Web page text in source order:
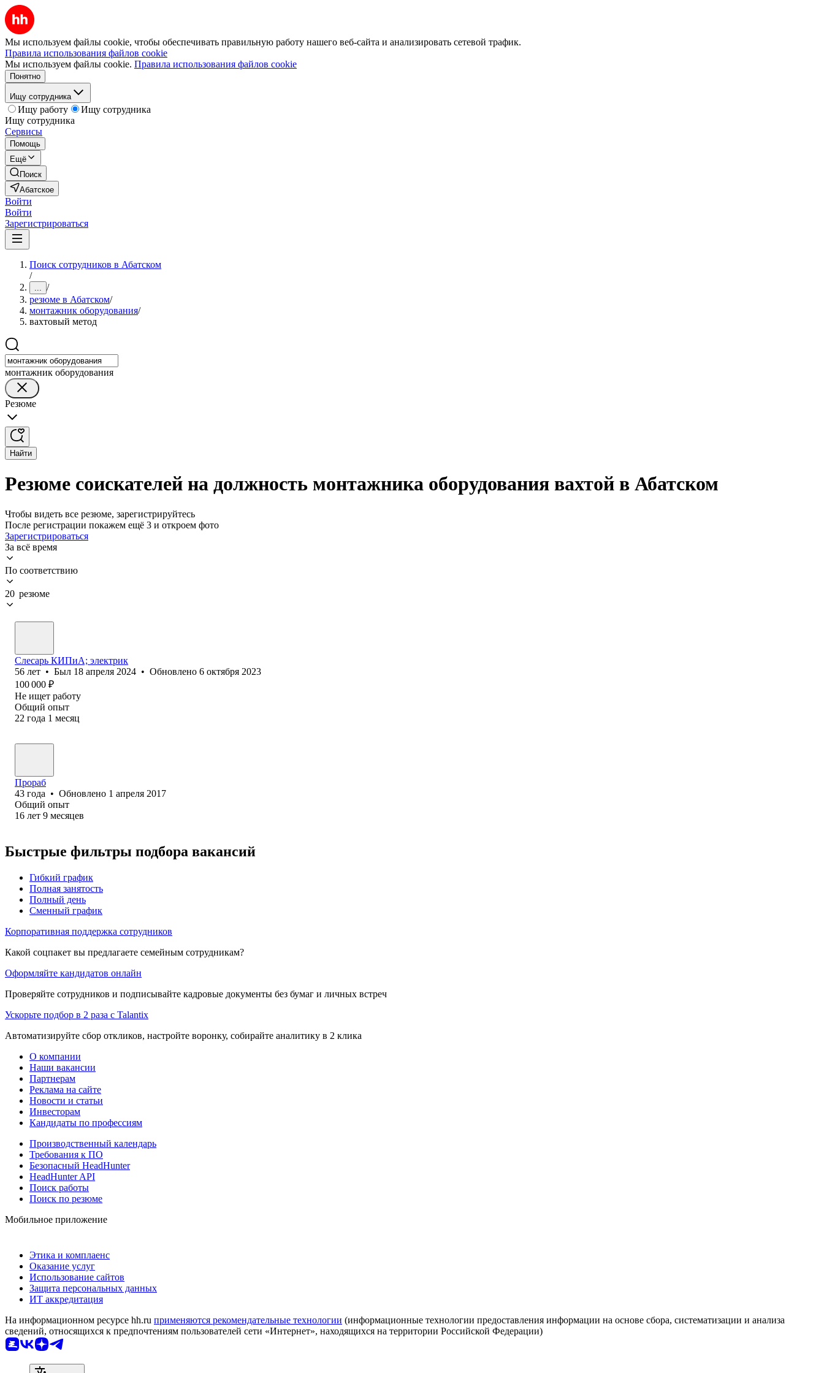
Мы используем файлы cookie, чтобы обеспечивать правильную работу нашего веб-сайта и анализировать сетевой трафик.
Правила использования файлов cookie
Мы используем файлы cookie. Правила использования файлов cookie
Понятно
Ищу сотрудника
Ищу работу
Ищу сотрудника
Ищу сотрудника
Сервисы
Помощь
Ещё
Поиск
Абатское
Войти
Войти
Зарегистрироваться
Поиск сотрудников в Абатском
/
... /
резюме в Абатском/
монтажник оборудования/
вахтовый метод
монтажник оборудования
Резюме
Найти
Резюме соискателей на должность монтажника оборудования вахтой в Абатском
Чтобы видеть все резюме, зарегистрируйтесь
После регистрации покажем ещё 3 и откроем фото
Зарегистрироваться
За всё время
По соответствию
20 резюме
Слесарь КИПиА; электрик
56 лет • Был 18 апреля 2024 • Обновлено 6 октября 2023
100 000 ₽
Не ищет работу
Общий опыт
22 года 1 месяц
Прораб
43 года • Обновлено 1 апреля 2017
Общий опыт
16 лет 9 месяцев
Быстрые фильтры подбора вакансий
Гибкий график
Полная занятость
Полный день
Сменный график
Корпоративная поддержка сотрудников
Какой соцпакет вы предлагаете семейным сотрудникам?
Оформляйте кандидатов онлайн
Проверяйте сотрудников и подписывайте кадровые документы без бумаг и личных встреч
Ускорьте подбор в 2 раза с Talantix
Автоматизируйте сбор откликов, настройте воронку, собирайте аналитику в 2 клика
О компании
Наши вакансии
Партнерам
Реклама на сайте
Новости и статьи
Инвесторам
Кандидаты по профессиям
Производственный календарь
Требования к ПО
Безопасный HeadHunter
HeadHunter API
Поиск работы
Поиск по резюме
Мобильное приложение
Этика и комплаенс
Оказание услуг
Использование сайтов
Защита персональных данных
ИТ аккредитация
На информационном ресурсе hh.ru применяются рекомендательные технологии (информационные технологии предоставления информации на основе сбора, систематизации и анализа
сведений, относящихся к предпочтениям пользователей сети «Интернет», находящихся на территории Российской Федерации)